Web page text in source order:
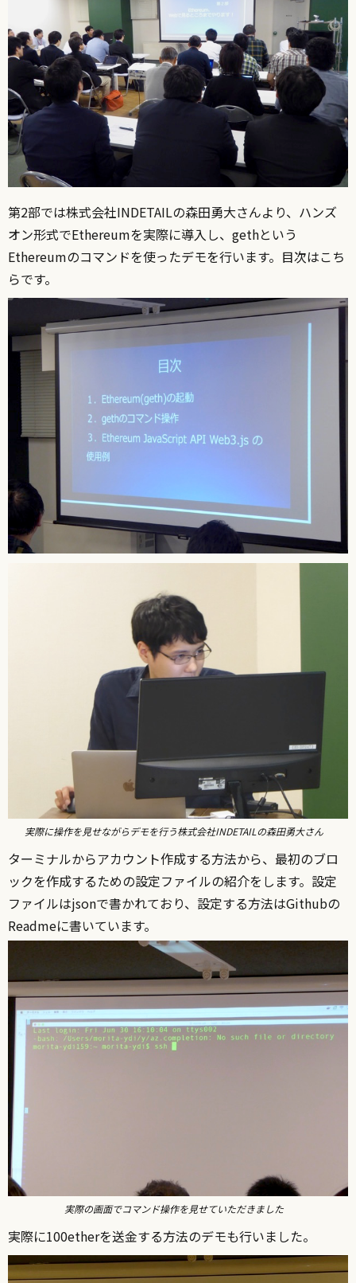
第2部では株式会社INDETAILの森田勇大さんより、ハンズ
オン形式でEthereumを実際に導入し、gethという
Ethereumのコマンドを使ったデモを行います。目次はこち
らです。
実際に操作を見せながらデモを行う株式会社INDETAILの森田勇大さん
ターミナルからアカウント作成する方法から、最初のブロ
ックを作成するための設定ファイルの紹介をします。設定
ファイルはjsonで書かれており、設定する方法はGithubの
Readmeに書いています。
実際の画面でコマンド操作を見せていただきました
実際に100etherを送金する方法のデモも行いました。